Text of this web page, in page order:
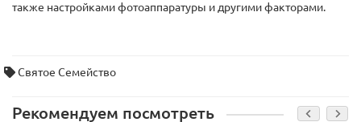
также настройками фотоаппаратуры и другими факторами.
Святое Семейство
Рекомендуем посмотреть